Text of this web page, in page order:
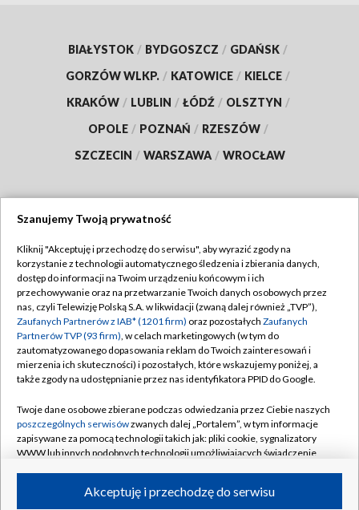
BIAŁYSTOK / BYDGOSZCZ / GDAŃSK /
GORZÓW WLKP. / KATOWICE / KIELCE /
KRAKÓW / LUBLIN / ŁÓDŹ / OLSZTYN /
OPOLE / POZNAŃ / RZESZÓW /
SZCZECIN / WARSZAWA / WROCŁAW
TVP
Abonament TVP
Emisja w TVP
Centrum informacji TVP
Naziemna Telewizja Cyfrowa
Rada Programowa
System NOS
Informacje o nadawcy
Program dla prasy
Regulamin TVP
Polityka prywatności
Moje zgody
Pomoc
Kontakt
Kanały
Szanujemy Twoją prywatność
Kliknij "Akceptuję i przechodzę do serwisu", aby wyrazić zgody na
korzystanie z technologii automatycznego śledzenia i zbierania danych,
dostęp do informacji na Twoim urządzeniu końcowym i ich
przechowywanie oraz na przetwarzanie Twoich danych osobowych przez
nas, czyli Telewizję Polską S.A. w likwidacji (zwaną dalej również „TVP”),
Zaufanych Partnerów z IAB* (1201 firm) oraz pozostałych Zaufanych
Partnerów TVP (93 firm), w celach marketingowych (w tym do
zautomatyzowanego dopasowania reklam do Twoich zainteresowań i
mierzenia ich skuteczności) i pozostałych, które wskazujemy poniżej, a
także zgody na udostępnianie przez nas identyfikatora PPID do Google.
Twoje dane osobowe zbierane podczas odwiedzania przez Ciebie naszych
poszczególnych serwisówzwanych dalej „Portalem”, w tym informacje
zapisywane za pomocą technologii takich jak: pliki cookie, sygnalizatory
WWW lub innych podobnych technologii umożliwiających świadczenie
ruchu w Internecie.Akceptuję i przechodzę do serwisu